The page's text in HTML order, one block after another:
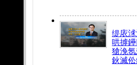
缇庡
哄摢
獊浼
鈥滅